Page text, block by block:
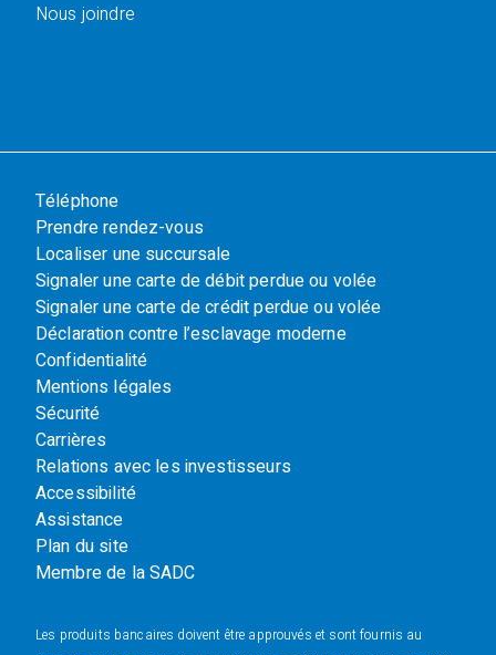
Nous joindre
Téléphone
Prendre rendez-vous
Localiser une succursale
Signaler une carte de débit perdue ou volée
Signaler une carte de crédit perdue ou volée
Déclaration contre l’esclavage moderne
Confidentialité
Mentions légales
Sécurité
Carrières
Relations avec les investisseurs
Accessibilité
Assistance
Plan du site
Membre de la SADC
Les produits bancaires doivent être approuvés et sont fournis au